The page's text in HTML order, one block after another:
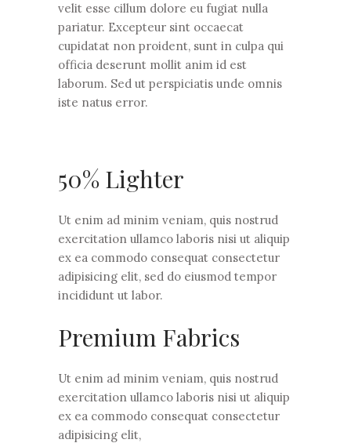
velit esse cillum dolore eu fugiat nulla
pariatur. Excepteur sint occaecat
cupidatat non proident, sunt in culpa qui
officia deserunt mollit anim id est
laborum. Sed ut perspiciatis unde omnis
iste natus error.
50% Lighter
Ut enim ad minim veniam, quis nostrud
exercitation ullamco laboris nisi ut aliquip
ex ea commodo consequat consectetur
adipisicing elit, sed do eiusmod tempor
incididunt ut labor.
Premium Fabrics
Ut enim ad minim veniam, quis nostrud
exercitation ullamco laboris nisi ut aliquip
ex ea commodo consequat consectetur
adipisicing elit,